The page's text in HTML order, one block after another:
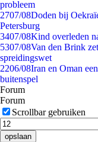
probleem
2707/08Doden bij
Petersburg
3407/08Kind overleden
5307/08Van den Brink
spreidingswet
2206/08Iran en Oman
buitenspel
Forum
Forum
Scrollbar gebruiken
opslaan